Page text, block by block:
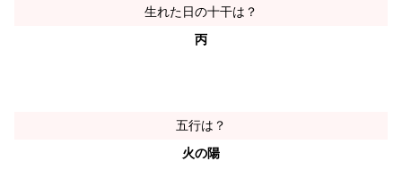
生れた日の十干は？
丙
五行は？
火の陽